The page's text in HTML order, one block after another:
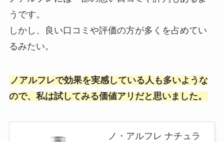
うです。
しかし、良い口コミや評価の方が多くを占めてい
るみたい。
ノアルフレで効果を実感している人も多いような
ので、私は試してみる価値アリだと思いました。
ノ・アルフレ ナチュラ